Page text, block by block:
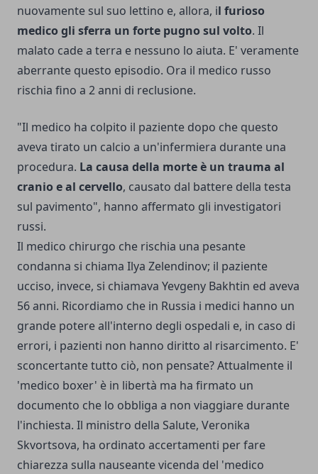
nuovamente sul suo lettino e, allora, il furioso
medico gli sferra un forte pugno sul volto. Il
malato cade a terra e nessuno lo aiuta. E' veramente
aberrante questo episodio. Ora il medico russo
rischia fino a 2 anni di reclusione.
"Il medico ha colpito il paziente dopo che questo
aveva tirato un calcio a un'infermiera durante una
procedura. La causa della morte è un trauma al
cranio e al cervello, causato dal battere della testa
sul pavimento", hanno affermato gli investigatori
russi.
Il medico chirurgo che rischia una pesante
condanna si chiama Ilya Zelendinov; il paziente
ucciso, invece, si chiamava Yevgeny Bakhtin ed aveva
56 anni. Ricordiamo che in Russia i medici hanno un
grande potere all'interno degli ospedali e, in caso di
errori, i pazienti non hanno diritto al risarcimento. E'
sconcertante tutto ciò, non pensate? Attualmente il
'medico boxer' è in libertà ma ha firmato un
documento che lo obbliga a non viaggiare durante
l'inchiesta. Il ministro della Salute, Veronika
Skvortsova, ha ordinato accertamenti per fare
chiarezza sulla nauseante vicenda del 'medico